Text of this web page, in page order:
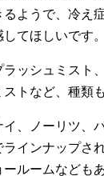
ようで、冷え
てほしいです。
ッシュミスト
トなど、種類
イ、ノーリツ、
インナップさ
ルームなどもあ